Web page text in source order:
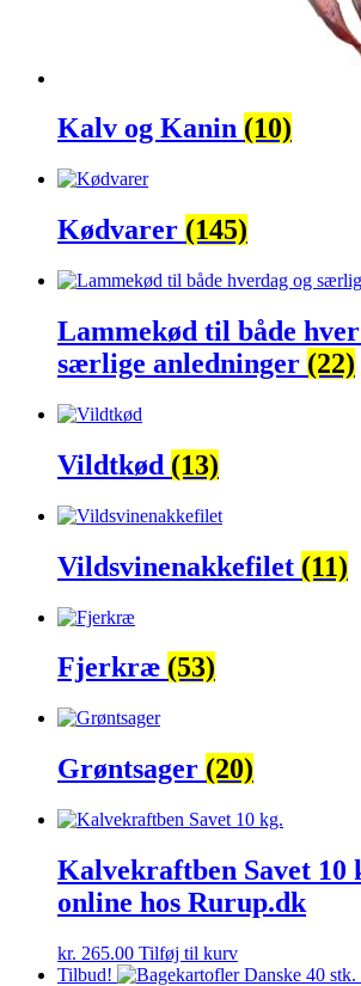
Kalv og Kanin (10)
Kødvarer (145)
Lammekød til både
særlige anledninger (22)
Vildtkød (13)
Vildsvinenakkefilet (11)
Fjerkræ (53)
Grøntsager (20)
Kalvekraftben Savet 10
online hos Rurup.dk
kr. 265.00 Tilføj til kurv
Tilbud!